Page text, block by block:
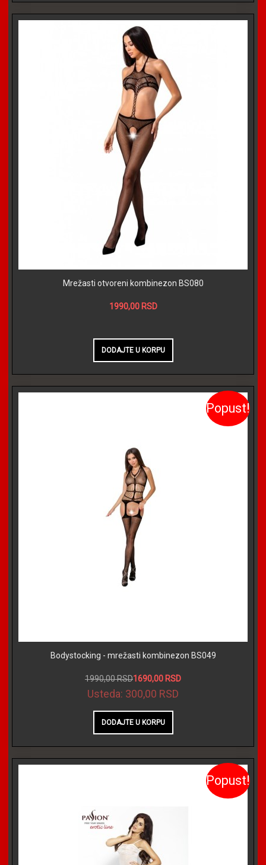
Mrežasti otvoreni kombinezon BS080
1990,00 RSD
Popust!
Bodystocking - mrežasti kombinezon BS049
1990,00 RSD1690,00 RSD
Usteda: 300,00 RSD
Popust!